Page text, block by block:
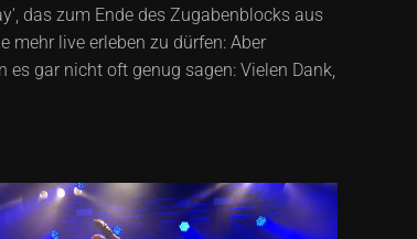
das zum Ende des Zugabenblocks aus
mehr live erleben zu dürfen: Aber
gar nicht oft genug sagen: Vielen Dank,